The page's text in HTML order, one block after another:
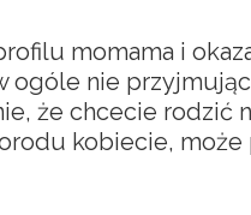
momama i
ogóle nie
że chcecie rodzić
kobiecie, może